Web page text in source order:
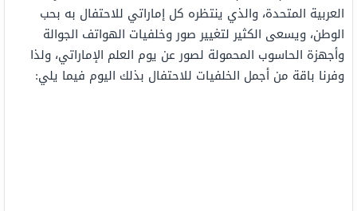
العربية المتحدة، والذي ينتظره كل إماراتي للاحتفال به بحب
الوطن، ويسعى الكثير لتغيير صور وخلفيات الهواتف الجوالة
وأجهزة الحاسوب المحمولة لصور عن يوم العلم الإماراتي، ولذا
وفرنا باقة من أجمل الخلفيات للاحتفال بذلك اليوم فيما يلي: